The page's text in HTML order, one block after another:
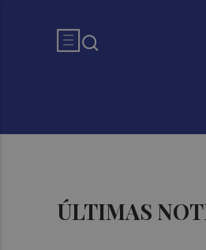
ÚLTIMAS